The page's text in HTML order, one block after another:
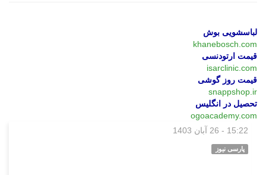
لباسشویی بوش
khanebosch.com
قیمت ارتودنسی
isarclinic.com
قیمت روز گوشی
snappshop.ir
تحصیل در انگلیس
ogoacademy.com
15:22 - 26 آبان 1403
پارسی نیوز